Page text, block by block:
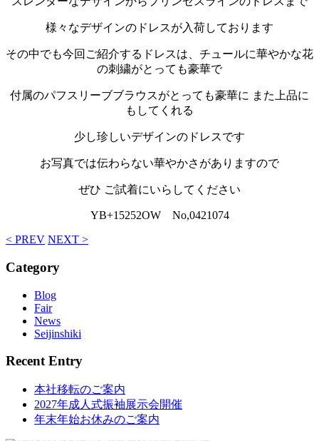
様々なデザインのドレスが入荷しております
その中でも今回ご紹介するドレスは、チュールに華やかな花
の刺繍がとっても豪華で
付属のパフスリーブブラウスがとっても豪華に また上品に
もしてくれる
少し珍しいデザインのドレスです
お写真では伝わらない華やかさがありますので
ぜひ ご試着にいらしてください
YB+15252OW No,0421074
< PREV NEXT >
Category
Blog
Fair
News
Seijinshiki
Recent Entry
本社移転のご案内
2027年成人式振袖展示会開催
年末年始お休みのご案内